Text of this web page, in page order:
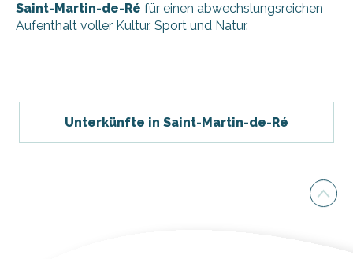
Saint-Martin-de-Ré für einen abwechslungsreichen
Aufenthalt voller Kultur, Sport und Natur.
3-stündige Katamaranfahrt mit Dream'On
Begleitete Gyropode/Segway-Tour von Atlantic
2-stündige Katamaranfahrt zum Sonnenuntergang von
Unterkünfte in Saint-Martin-de-Ré